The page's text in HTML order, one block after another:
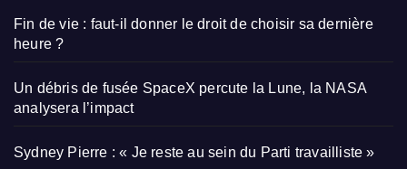
Fin de vie : faut-il donner le droit de choisir sa dernière
heure ?
Un débris de fusée SpaceX percute la Lune, la NASA
analysera l’impact
Sydney Pierre : « Je reste au sein du Parti travailliste »